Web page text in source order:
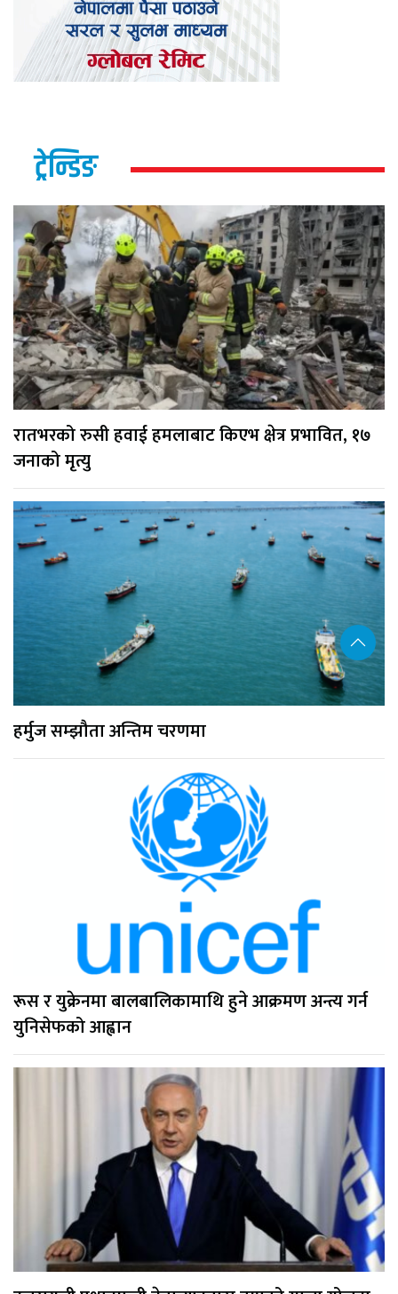
ट्रेन्डिङ
रातभरको रुसी हवाई हमलाबाट किएभ क्षेत्र प्रभावित, १७
जनाको मृत्यु
हर्मुज सम्झौता अन्तिम चरणमा
रूस र युक्रेनमा बालबालिकामाथि हुने आक्रमण अन्त्य गर्न
युनिसेफको आह्वान